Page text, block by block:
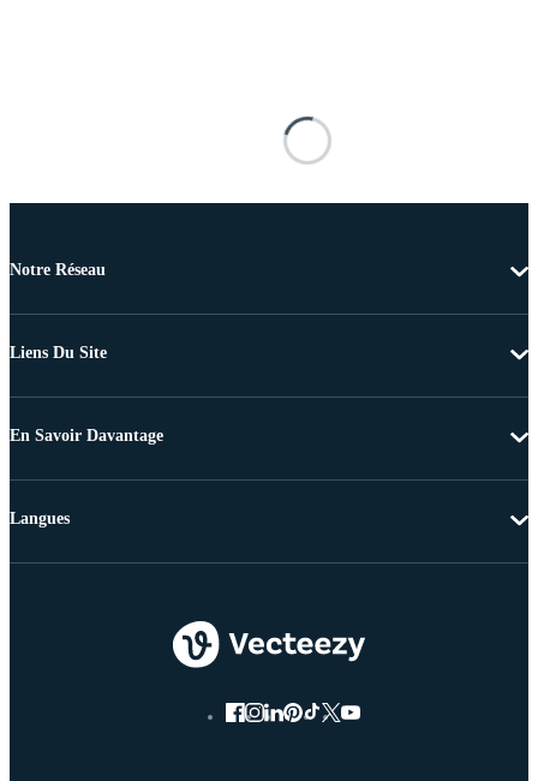
Notre Réseau
Liens Du Site
En Savoir Davantage
Langues